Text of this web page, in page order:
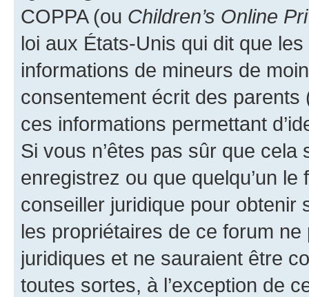
COPPA (ou Children’s Online
loi aux États-Unis qui dit que
informations de mineurs de
consentement écrit des parents
ces informations permettant
Si vous n’êtes pas sûr que
enregistrez ou que quelqu’un
conseiller juridique pour obtenir
les propriétaires de ce forum
juridiques et ne sauraient être
toutes sortes, à l’exception de